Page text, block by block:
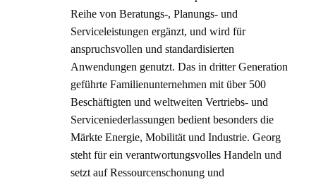
Reihe von Beratungs-, Planungs- und
Serviceleistungen ergänzt, und wird für
anspruchsvollen und standardisierten
Anwendungen genutzt. Das in dritter Generation
geführte Familienunternehmen mit über 500
Beschäftigten und weltweiten Vertriebs- und
Serviceniederlassungen bedient besonders die
Märkte Energie, Mobilität und Industrie. Georg
steht für ein verantwortungsvolles Handeln und
setzt auf Ressourcenschonung und